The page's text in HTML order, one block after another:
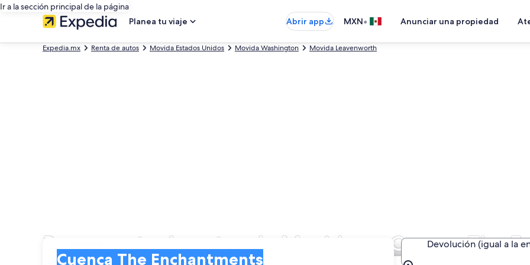
Ir a la sección principal de la página
Planea tu viaje
Abrir app MXN• Anunciar una propiedad
Expedia.mx Renta de autos Movida Estados Unidos Movida Washington Movida Leavenworth
Busca renta de autos de Movida en Cuenca The
Cuenca The Enchantments
Devolución (igual a la